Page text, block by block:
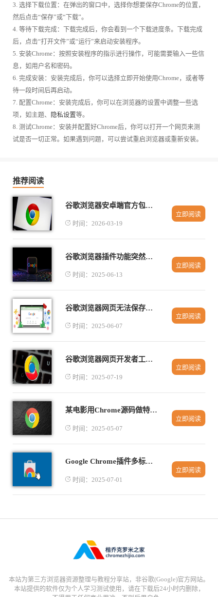
3. 选择下载位置：在弹出的窗口中，选择你想要保存Chrome的位置，
然后点击“保存”或“下载”。
4. 等待下载完成：下载完成后，你会看到一个下载进度条。下载完成
后，点击“打开文件”或“运行”来启动安装程序。
5. 安装Chrome：按照安装程序的指示进行操作，可能需要输入一些信
息，如用户名和密码。
6. 完成安装：安装完成后，你可以选择立即开始使用Chrome，或者等
待一段时间后再启动。
7. 配置Chrome：安装完成后，你可以在浏览器的设置中调整一些选
项，如主题、 隐私设置等。
8. 测试Chrome：安装并配置好Chrome后，你可以打开一个网页来测
试是否一切正常。如果遇到问题，可以尝试重启浏览器或重新安装。
推荐阅读
谷歌浏览器安卓端官方包下载安装操作技巧
时间：2026-03-19
立即阅读
谷歌浏览器插件功能突然消失排查建议
时间：2025-06-13
立即阅读
谷歌浏览器网页无法保存到本地是什么原因
时间：2025-06-07
立即阅读
谷歌浏览器网页开发者工具详细使用教程
时间：2025-07-19
立即阅读
某电影用Chrome源码做特效背景被谷歌索赔千万
时间：2025-05-07
立即阅读
Google Chrome插件多标签页协同编辑流程优化案例
时间：2025-07-01
立即阅读
本站为第三方浏览器资源整理与教程分享站，非谷歌(Google)官方网站。
本站提供的软件仅为个人学习测试使用，请在下载后24小时内删除，